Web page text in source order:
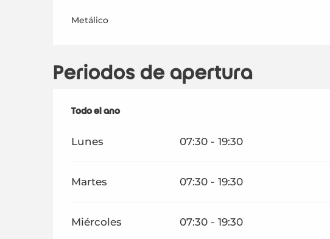
Metálico
Periodos de apertura
Todo el año
Todo el año
Lunes 07:30 - 19:30
Martes 07:30 - 19:30
Miércoles 07:30 - 19:30